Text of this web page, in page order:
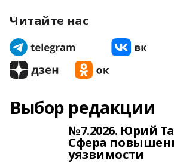
Читайте нас
Выбор редакции
№7.2026. Юрий
Сфера
уязвимости